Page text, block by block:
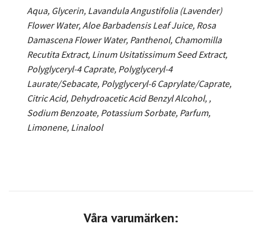
Våra varumärken:
Aqua, Glycerin, Lavandula Angustifolia (Lavender)
Flower Water, Aloe Barbadensis Leaf Juice, Rosa
Damascena Flower Water, Panthenol, Chamomilla
Recutita Extract, Linum Usitatissimum Seed Extract,
Polyglyceryl-4 Caprate, Polyglyceryl-4
Laurate/Sebacate, Polyglyceryl-6 Caprylate/Caprate,
Citric Acid, Dehydroacetic Acid Benzyl Alcohol, ,
Sodium Benzoate, Potassium Sorbate, Parfum,
Limonene, Linalool